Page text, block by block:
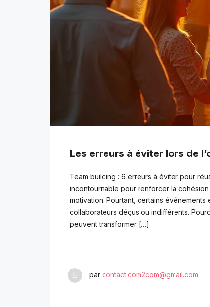
Les erreurs à éviter lors de
Team building : 6 erreurs à éviter pour
incontournable pour renforcer la cohésion
motivation. Pourtant, certains
collaborateurs déçus ou indifférents.
peuvent transformer […]
par contact.com2com@gmail.com